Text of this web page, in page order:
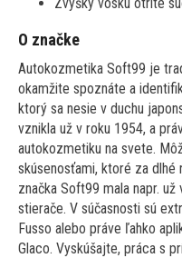
O značke
Autokozmetika Soft99 je
okamžite spoznáte a
ktorý sa nesie v duchu
vznikla už v roku 1954, a
autokozmetiku na svete.
skúsenosťami, ktoré za
značka Soft99 mala napr.
stierače. V súčasnosti sú
Fusso alebo práve ľahko
Glaco. Vyskúšajte, práca s